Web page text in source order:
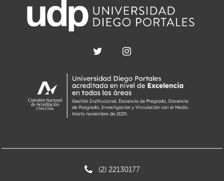
(2) 22130177